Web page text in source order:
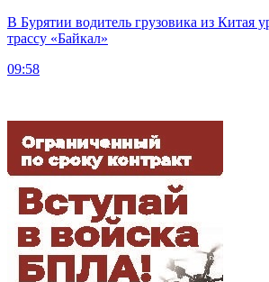
В Бурятии водитель грузовика из Китая
трассу «Байкал»
09:58